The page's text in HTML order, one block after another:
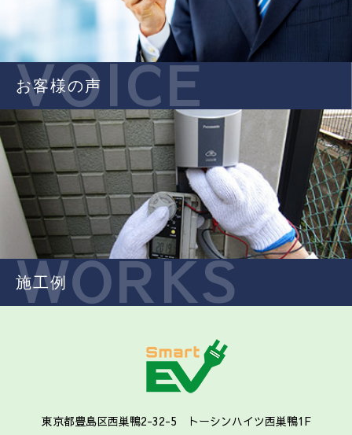
お客様の声
VOICE
施工例
WORKS
東京都豊島区西巣鴨2-32-5 トーシンハイツ西巣鴨1F